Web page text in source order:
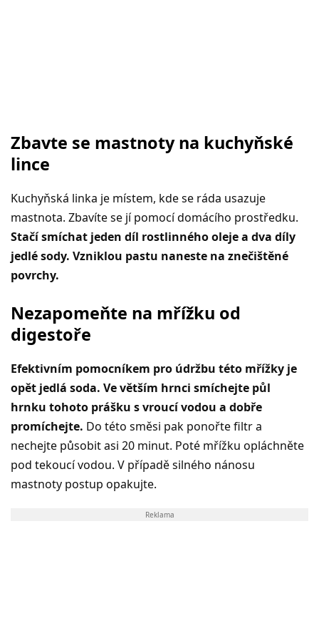
Zbavte se mastnoty na kuchyňské
lince
Kuchyňská linka je místem, kde se ráda usazuje
mastnota. Zbavíte se jí pomocí domácího prostředku.
Stačí smíchat jeden díl rostlinného oleje a dva díly
jedlé sody. Vzniklou pastu naneste na znečištěné
povrchy.
Nezapomeňte na mřížku od
digestoře
Efektivním pomocníkem pro údržbu této mřížky je
opět jedlá soda. Ve větším hrnci smíchejte půl
hrnku tohoto prášku s vroucí vodou a dobře
promíchejte. Do této směsi pak ponořte filtr a
nechejte působit asi 20 minut. Poté mřížku opláchněte
pod tekoucí vodou. V případě silného nánosu
mastnoty postup opakujte.
Reklama